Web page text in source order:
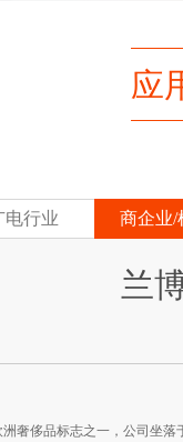
应
电行业 商企业/
兰
奢侈品标志之一，公司坐